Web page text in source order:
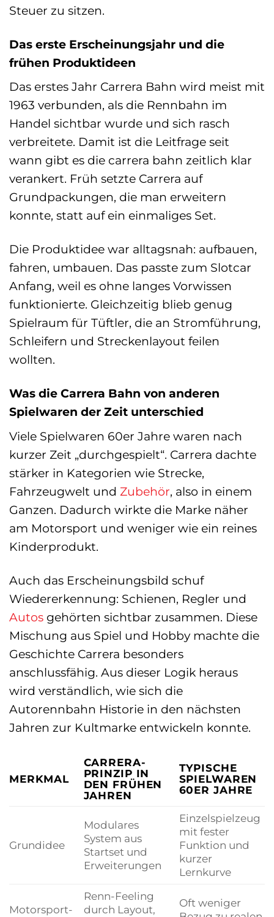
Steuer zu sitzen.
Das erste Erscheinungsjahr und die
frühen Produktideen
Das erstes Jahr Carrera Bahn wird meist mit
1963 verbunden, als die Rennbahn im
Handel sichtbar wurde und sich rasch
verbreitete. Damit ist die Leitfrage seit
wann gibt es die carrera bahn zeitlich klar
verankert. Früh setzte Carrera auf
Grundpackungen, die man erweitern
konnte, statt auf ein einmaliges Set.
Die Produktidee war alltagsnah: aufbauen,
fahren, umbauen. Das passte zum Slotcar
Anfang, weil es ohne langes Vorwissen
funktionierte. Gleichzeitig blieb genug
Spielraum für Tüftler, die an Stromführung,
Schleifern und Streckenlayout feilen
wollten.
Was die Carrera Bahn von anderen
Spielwaren der Zeit unterschied
Viele Spielwaren 60er Jahre waren nach
kurzer Zeit „durchgespielt“. Carrera dachte
stärker in Kategorien wie Strecke,
Fahrzeugwelt und Zubehör, also in einem
Ganzen. Dadurch wirkte die Marke näher
am Motorsport und weniger wie ein reines
Kinderprodukt.
Auch das Erscheinungsbild schuf
Wiedererkennung: Schienen, Regler und
Autos gehörten sichtbar zusammen. Diese
Mischung aus Spiel und Hobby machte die
Geschichte Carrera besonders
anschlussfähig. Aus dieser Logik heraus
wird verständlich, wie sich die
Autorennbahn Historie in den nächsten
Jahren zur Kultmarke entwickeln konnte.
MERKMAL
CARRERA-
PRINZIP IN
DEN FRÜHEN
JAHREN
TYPISCHE
SPIELWAREN
60ER JAHRE
Grundidee
Modulares
System aus
Startset und
Erweiterungen
Einzelspielzeug
mit fester
Funktion und
kurzer
Lernkurve
Motorsport-
Renn-Feeling
durch Layout,
Oft weniger